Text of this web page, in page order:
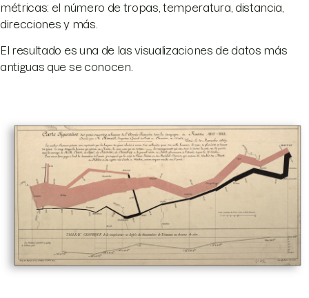
métricas: el número de tropas, temperatura, distancia,
direcciones y más.
El resultado es una de las visualizaciones de datos más
antiguas que se conocen.